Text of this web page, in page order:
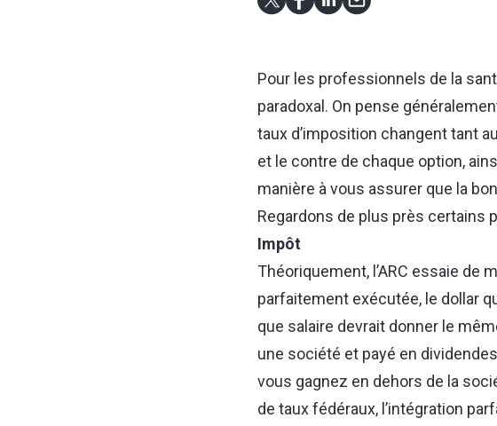
Pour les professionnels de la
paradoxal. On pense
taux d’imposition changent tant
et le contre de chaque option,
manière à vous assurer que la
Regardons de plus près certains
Impôt
Théoriquement, l’ARC essaie de
parfaitement exécutée, le dollar
que salaire devrait donner le
une société et payé en
vous gagnez en dehors de la
de taux fédéraux, l’intégration